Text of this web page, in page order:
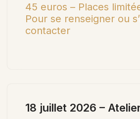
45 euros – Places
Pour se renseigner ou
contacter
18 juillet 2026 –